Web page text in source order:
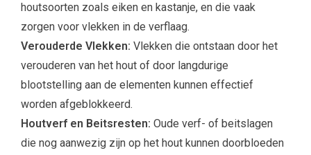
houtsoorten zoals eiken en kastanje, en die vaak
zorgen voor vlekken in de verflaag.
Verouderde Vlekken: Vlekken die ontstaan door het
verouderen van het hout of door langdurige
blootstelling aan de elementen kunnen effectief
worden afgeblokkeerd.
Houtverf en Beitsresten: Oude verf- of beitslagen
die nog aanwezig zijn op het hout kunnen doorbloeden